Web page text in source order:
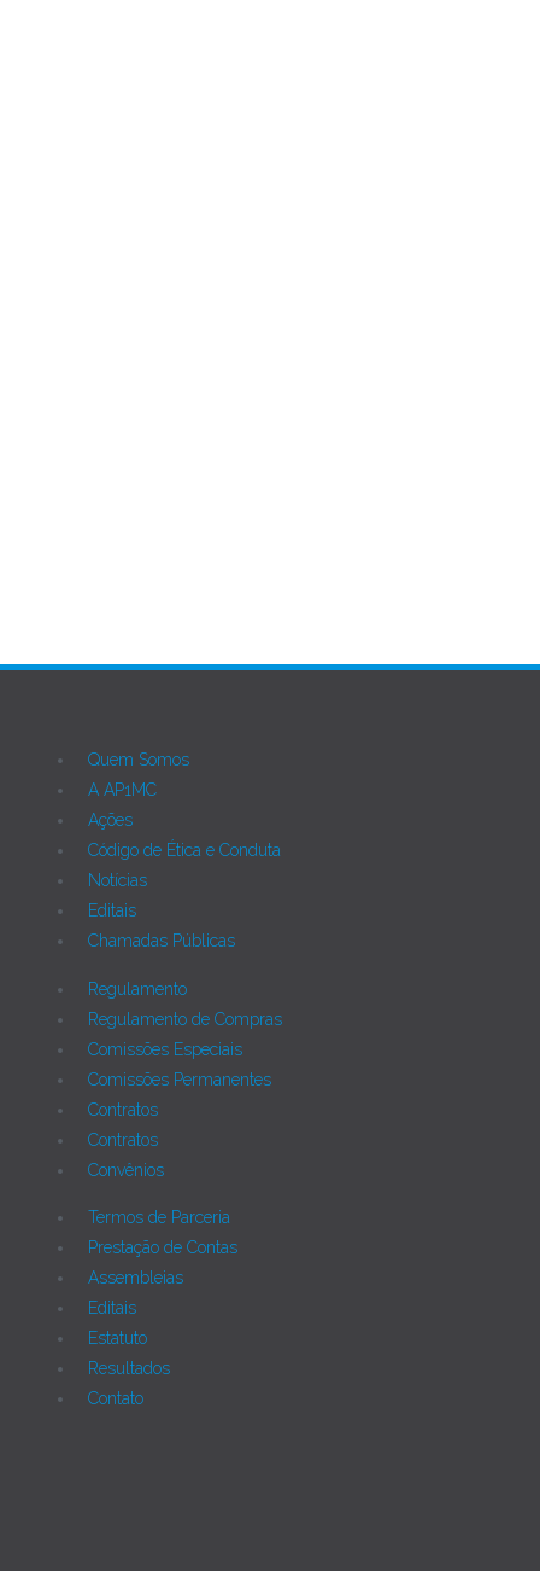
Quem Somos
A AP1MC
Ações
Código de Ética e Conduta
Notícias
Editais
Chamadas Públicas
Regulamento
Regulamento de Compras
Comissões Especiais
Comissões Permanentes
Contratos
Contratos
Convênios
Termos de Parceria
Prestação de Contas
Assembleias
Editais
Estatuto
Resultados
Contato